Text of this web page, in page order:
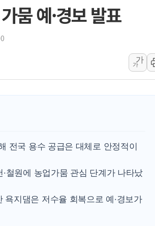
LGU+, 국내 IDaaS
환율 100원 빠지면 현
카카오, 'AI 수익화'
경찰, '홍명보 감독
삼성전자, FMS 2026
LX하우시스 "역대급
[특징주] 고려아연, 상
SBI저축은행, 최고
美중간선거 '색깔론'
보훈부, 내년 워싱턴
가온전선, 싱가포르
뭄 예·경보 발표
가
가
전국 용수 공급은 대체로 안정적이
철원에 농업가뭄 관심 단계가 나타났
욕지댐은 저수율 회복으로 예·경보가